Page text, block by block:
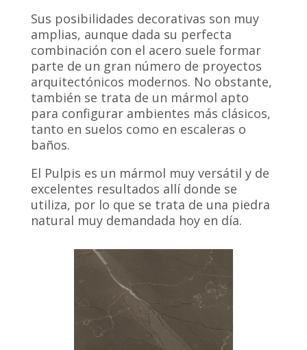
Sus posibilidades decorativas son muy
amplias, aunque dada su perfecta
combinación con el acero suele formar
parte de un gran número de proyectos
arquitectónicos modernos. No obstante,
también se trata de un mármol apto
para configurar ambientes más clásicos,
tanto en suelos como en escaleras o
baños.
El Pulpis es un mármol muy versátil y de
excelentes resultados allí donde se
utiliza, por lo que se trata de una piedra
natural muy demandada hoy en día.